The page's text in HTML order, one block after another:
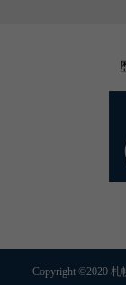
Copyright ©2020 札